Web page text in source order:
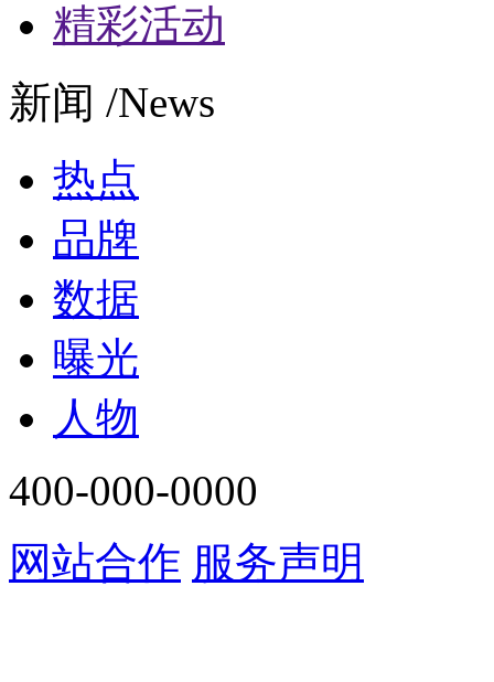
精彩活动
新闻 /News
热点
品牌
数据
曝光
人物
400-000-0000
网站合作 服务声明